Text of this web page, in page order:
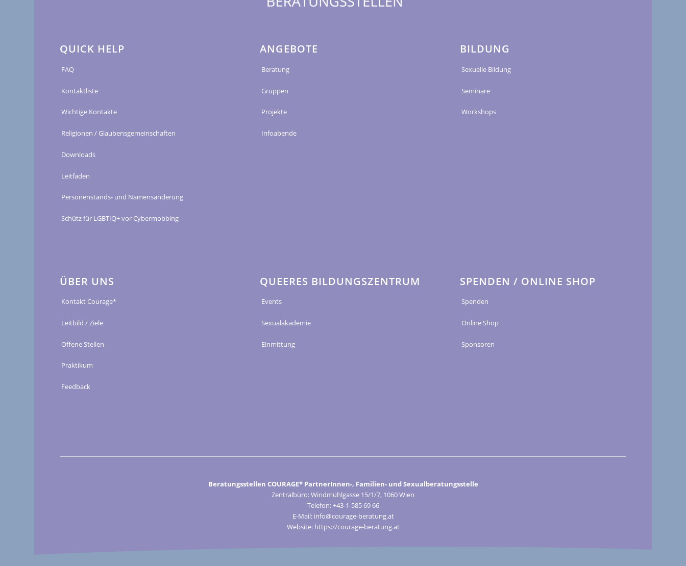
QUICK HELP
FAQ
Kontaktliste
Wichtige Kontakte
Religionen / Glaubensgemeinschaften
Downloads
Leitfaden
Personenstands- und Namensänderung
Schütz für LGBTIQ+ vor Cybermobbing
ANGEBOTE
Beratung
Gruppen
Projekte
Infoabende
BILDUNG
Sexuelle Bildung
Seminare
Workshops
ÜBER UNS
Kontakt Courage*
Leitbild / Ziele
Offene Stellen
Praktikum
Feedback
QUEERES BILDUNGSZENTRUM
Events
Sexualakademie
Einmittung
SPENDEN / ONLINE SHOP
Spenden
Online Shop
Sponsoren
Beratungsstellen COURAGE* PartnerInnen-, Familien- und Sexualberatungsstelle
Zentralbüro: Windmühlgasse 15/1/7, 1060 Wien
Telefon: +43-1-585 69 66
E-Mail: info@courage-beratung.at
Website: https://courage-beratung.at